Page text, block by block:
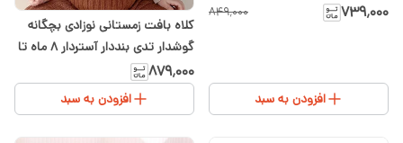
۷۳۹٬۰۰۰ ۸۴۹٬۰۰۰
افزودن به سبد
کلاه بافت زمستانی نوزادی بچگانه
گوشدار تدی بنددار آستردار ۸ ماه تا
۳ سال
۸۷۹٬۰۰۰
افزودن به سبد